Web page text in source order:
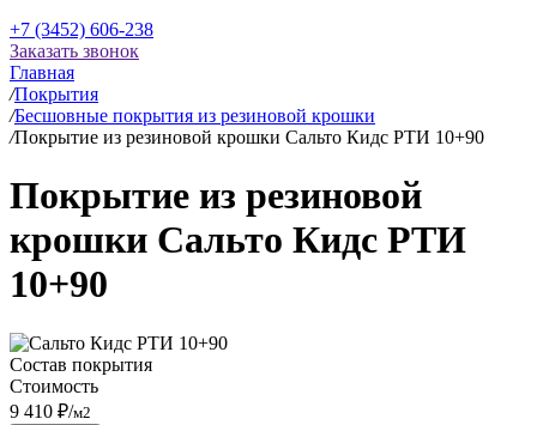
+7 (3452) 606-238
Заказать звонок
Главная
/Покрытия
/Бесшовные покрытия из резиновой крошки
/Покрытие из резиновой крошки Сальто Кидс РТИ 10+90
Покрытие из резиновой
крошки Сальто Кидс РТИ
10+90
Состав покрытия
Стоимость
9 410 ₽/м2